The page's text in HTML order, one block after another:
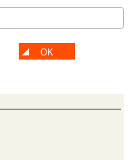
OK